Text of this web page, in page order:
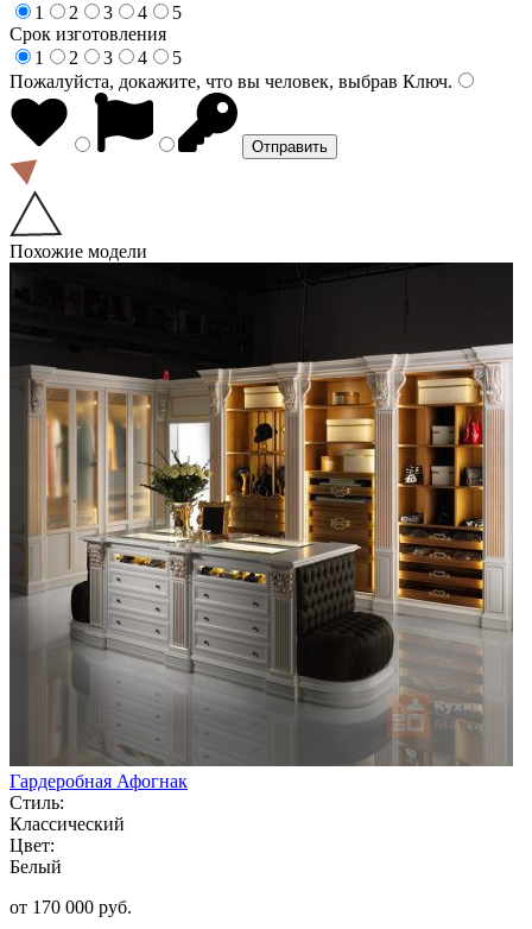
1
2 3 4
5
Срок изготовления
1
2 3 4
5
Пожалуйста, докажите, что вы человек, выбрав Ключ.
Похожие модели
Гардеробная Афогнак
Стиль:
Классический
Цвет:
Белый
от 170 000 руб.